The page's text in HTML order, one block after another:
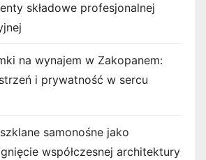
składowe profesjonalnej
na wynajem w Zakopanem:
i prywatność w sercu
samonośne jako
współczesnej architektury